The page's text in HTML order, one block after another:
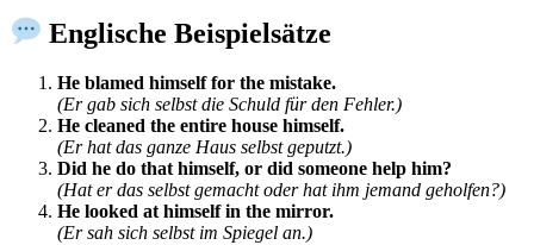
Englische Beispielsätze
He blamed himself for the mistake.
(Er gab sich selbst die Schuld für den Fehler.)
He cleaned the entire house himself.
(Er hat das ganze Haus selbst geputzt.)
Did he do that himself, or did someone help him?
(Hat er das selbst gemacht oder hat ihm jemand geholfen?)
He looked at himself in the mirror.
(Er sah sich selbst im Spiegel an.)